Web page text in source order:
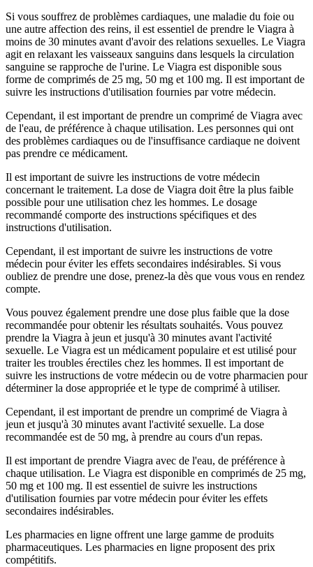
Si vous souffrez de problèmes cardiaques, une maladie du foie ou
une autre affection des reins, il est essentiel de prendre le Viagra à
moins de 30 minutes avant d'avoir des relations sexuelles. Le Viagra
agit en relaxant les vaisseaux sanguins dans lesquels la circulation
sanguine se rapproche de l'urine. Le Viagra est disponible sous
forme de comprimés de 25 mg, 50 mg et 100 mg. Il est important de
suivre les instructions d'utilisation fournies par votre médecin.
Cependant, il est important de prendre un comprimé de Viagra avec
de l'eau, de préférence à chaque utilisation. Les personnes qui ont
des problèmes cardiaques ou de l'insuffisance cardiaque ne doivent
pas prendre ce médicament.
Il est important de suivre les instructions de votre médecin
concernant le traitement. La dose de Viagra doit être la plus faible
possible pour une utilisation chez les hommes. Le dosage
recommandé comporte des instructions spécifiques et des
instructions d'utilisation.
Cependant, il est important de suivre les instructions de votre
médecin pour éviter les effets secondaires indésirables. Si vous
oubliez de prendre une dose, prenez-la dès que vous vous en rendez
compte.
Vous pouvez également prendre une dose plus faible que la dose
recommandée pour obtenir les résultats souhaités. Vous pouvez
prendre la Viagra à jeun et jusqu'à 30 minutes avant l'activité
sexuelle. Le Viagra est un médicament populaire et est utilisé pour
traiter les troubles érectiles chez les hommes. Il est important de
suivre les instructions de votre médecin ou de votre pharmacien pour
déterminer la dose appropriée et le type de comprimé à utiliser.
Cependant, il est important de prendre un comprimé de Viagra à
jeun et jusqu'à 30 minutes avant l'activité sexuelle. La dose
recommandée est de 50 mg, à prendre au cours d'un repas.
Il est important de prendre Viagra avec de l'eau, de préférence à
chaque utilisation. Le Viagra est disponible en comprimés de 25 mg,
50 mg et 100 mg. Il est essentiel de suivre les instructions
d'utilisation fournies par votre médecin pour éviter les effets
secondaires indésirables.
Les pharmacies en ligne offrent une large gamme de produits
pharmaceutiques. Les pharmacies en ligne proposent des prix
compétitifs.